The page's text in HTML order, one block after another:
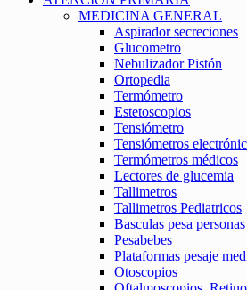
MEDICINA GENERAL
Aspirador secreciones
Glucometro
Nebulizador Pistón
Ortopedia
Termómetro
Estetoscopios
Tensiómetro
Tensiómetros
Termómetros médicos
Lectores de glucemia
Tallimetros
Tallimetros Pediatricos
Basculas pesa personas
Pesabebes
Plataformas pesaje
Otoscopios